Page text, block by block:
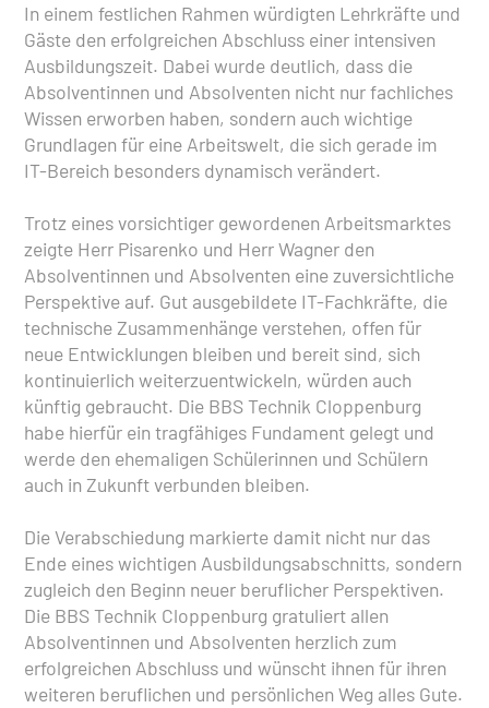
In einem festlichen Rahmen würdigten Lehrkräfte und
Gäste den erfolgreichen Abschluss einer intensiven
Ausbildungszeit. Dabei wurde deutlich, dass die
Absolventinnen und Absolventen nicht nur fachliches
Wissen erworben haben, sondern auch wichtige
Grundlagen für eine Arbeitswelt, die sich gerade im
IT-Bereich besonders dynamisch verändert.
Trotz eines vorsichtiger gewordenen Arbeitsmarktes
zeigte Herr Pisarenko und Herr Wagner den
Absolventinnen und Absolventen eine zuversichtliche
Perspektive auf. Gut ausgebildete IT-Fachkräfte, die
technische Zusammenhänge verstehen, offen für
neue Entwicklungen bleiben und bereit sind, sich
kontinuierlich weiterzuentwickeln, würden auch
künftig gebraucht. Die BBS Technik Cloppenburg
habe hierfür ein tragfähiges Fundament gelegt und
werde den ehemaligen Schülerinnen und Schülern
auch in Zukunft verbunden bleiben.
Die Verabschiedung markierte damit nicht nur das
Ende eines wichtigen Ausbildungsabschnitts, sondern
zugleich den Beginn neuer beruflicher Perspektiven.
Die BBS Technik Cloppenburg gratuliert allen
Absolventinnen und Absolventen herzlich zum
erfolgreichen Abschluss und wünscht ihnen für ihren
weiteren beruflichen und persönlichen Weg alles Gute.